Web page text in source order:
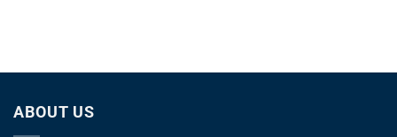
ABOUT US